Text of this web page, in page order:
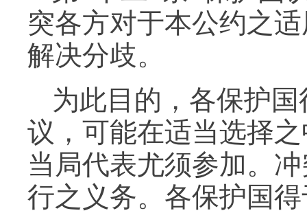
突各方对于本公约之
解决分歧。
为此目的，各保护
议，可能在适当选择
当局代表尤须参加。
行之义务。各保护国